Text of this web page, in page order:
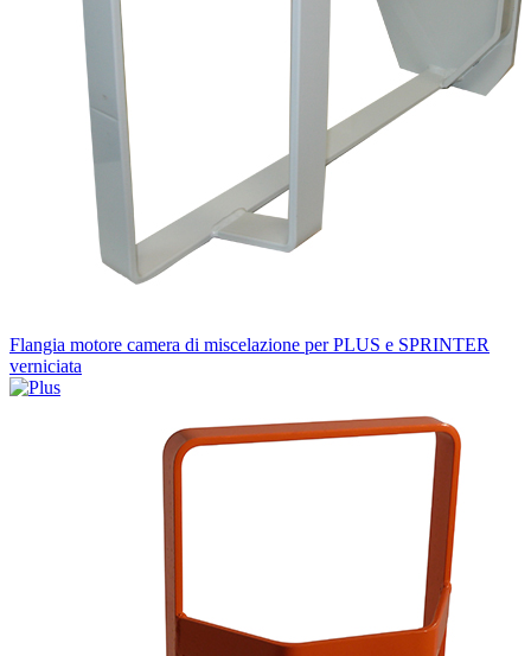
Flangia motore camera di miscelazione per PLUS e SPRINTER
verniciata